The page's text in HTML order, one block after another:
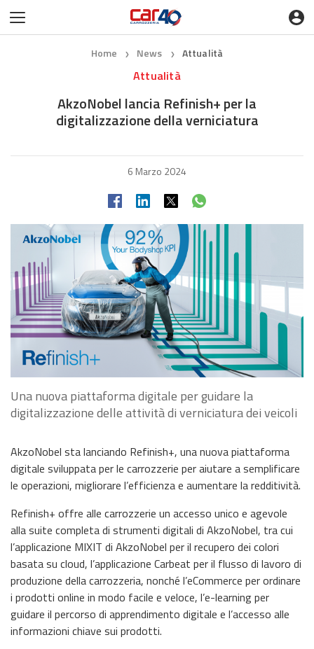
Home ❯ News ❯ Attualità
Attualità
AkzoNobel lancia Refinish+ per la
digitalizzazione della verniciatura
6 Marzo 2024
Una nuova piattaforma digitale per guidare la
digitalizzazione delle attività di verniciatura dei veicoli
AkzoNobel sta lanciando Refinish+, una nuova piattaforma
digitale sviluppata per le carrozzerie per aiutare a semplificare
le operazioni, migliorare l’efficienza e aumentare la redditività.
Refinish+ offre alle carrozzerie un accesso unico e agevole
alla suite completa di strumenti digitali di AkzoNobel, tra cui
l’applicazione MIXIT di AkzoNobel per il recupero dei colori
basata su cloud, l’applicazione Carbeat per il flusso di lavoro di
produzione della carrozzeria, nonché l’eCommerce per ordinare
i prodotti online in modo facile e veloce, l’e-learning per
guidare il percorso di apprendimento digitale e l’accesso alle
informazioni chiave sui prodotti.